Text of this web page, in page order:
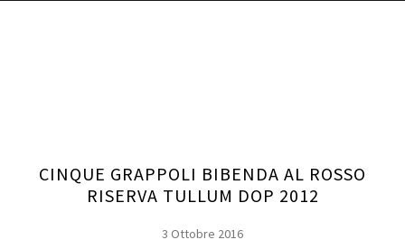
AD ALTA QUOTA
CINQUE GRAPPOLI BIBENDA AL ROSSO
RISERVA TULLUM DOP 2012
3 Ottobre 2016